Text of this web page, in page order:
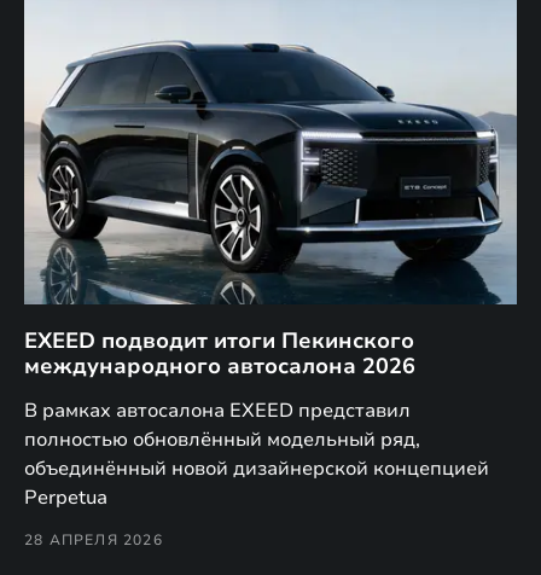
EXEED подводит итоги Пекинского
международного автосалона 2026
В рамках автосалона EXEED представил
полностью обновлённый модельный ряд,
объединённый новой дизайнерской концепцией
Perpetua
28 АПРЕЛЯ 2026